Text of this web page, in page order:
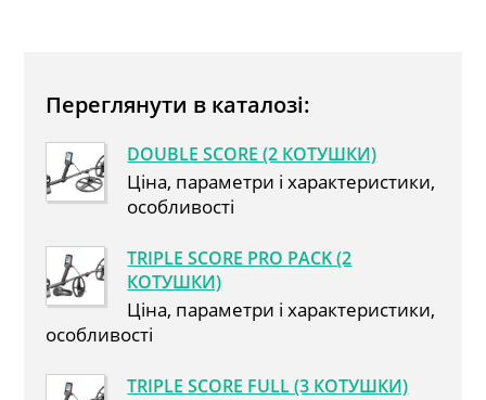
Переглянути в каталозі:
DOUBLE SCORE (2 КОТУШКИ)
Ціна, параметри і характеристики,
особливості
TRIPLE SCORE PRO PACK (2
КОТУШКИ)
Ціна, параметри і характеристики,
особливості
TRIPLE SCORE FULL (3 КОТУШКИ)